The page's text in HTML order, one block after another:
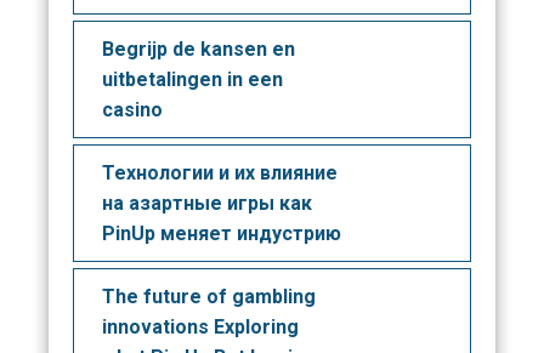
Begrijp de kansen en
uitbetalingen in een
casino
Технологии и их влияние
на азартные игры как
PinUp меняет индустрию
The future of gambling
innovations Exploring